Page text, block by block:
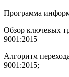
Программа
Обзор ключевых
9001:2015
Алгоритм
9001:2015;